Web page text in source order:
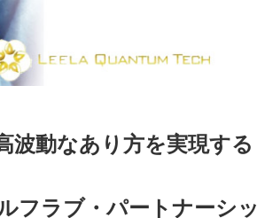
波動なあり方を実現する
フラブ・パートナーシッ